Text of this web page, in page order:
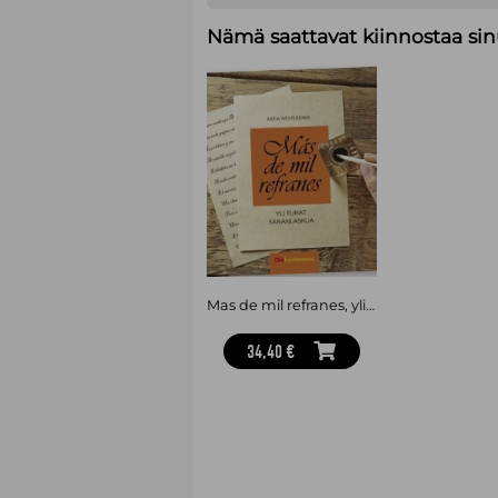
Nämä saattavat kiinnostaa
Mas de mil refranes, yli tuhat sananlaskua
34,40 €